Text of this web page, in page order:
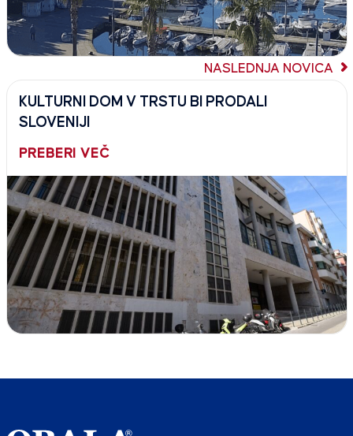
NASLEDNJA NOVICA
KULTURNI DOM V TRSTU BI PRODALI
SLOVENIJI
PREBERI VEČ